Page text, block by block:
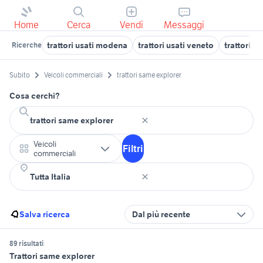
Home Cerca Vendi Messaggi
Ricerche trattori usati modena trattori usati veneto trattori
Subito Veicoli commerciali trattori same explorer
Cosa cerchi?
Veicoli
commerciali
Filtri
Salva ricerca Dal più recente
89 risultati
Trattori same explorer